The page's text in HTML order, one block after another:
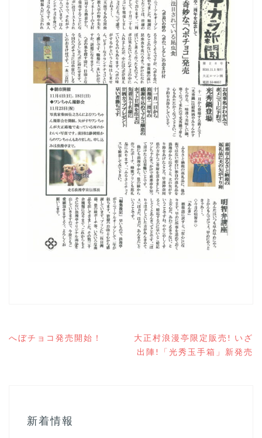
投
へぼチョコ発売開始！
大正村浪漫亭限定販売! いざ
出陣!「光秀玉手箱」新発売
新着情報